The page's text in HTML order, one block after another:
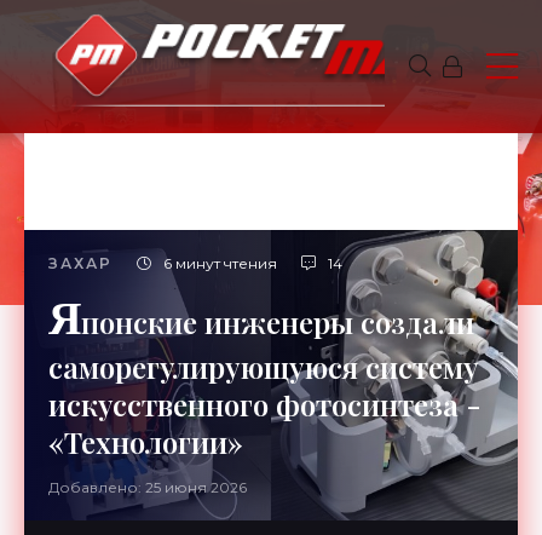
ЗАХАР 6 минут чтения 14
Японские инженеры создали
саморегулирующуюся систему
искусственного фотосинтеза -
«Технологии»
Добавлено: 25 июня 2026